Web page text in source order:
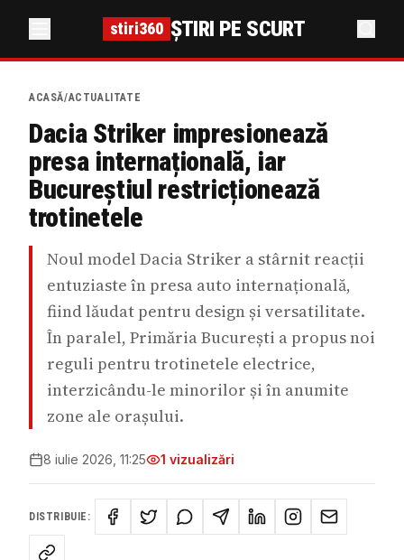
stiri360 ȘTIRI PE SCURT
ACASĂ/ACTUALITATE
Dacia Striker impresionează
presa internațională, iar
Bucureștiul restricționează
trotinetele
Noul model Dacia Striker a stârnit reacții
entuziaste în presa auto internațională,
fiind lăudat pentru design și versatilitate.
În paralel, Primăria București a propus noi
reguli pentru trotinetele electrice,
interzicându-le minorilor și în anumite
zone ale orașului.
8 iulie 2026, 11:25 1 vizualizări
DISTRIBUIE: